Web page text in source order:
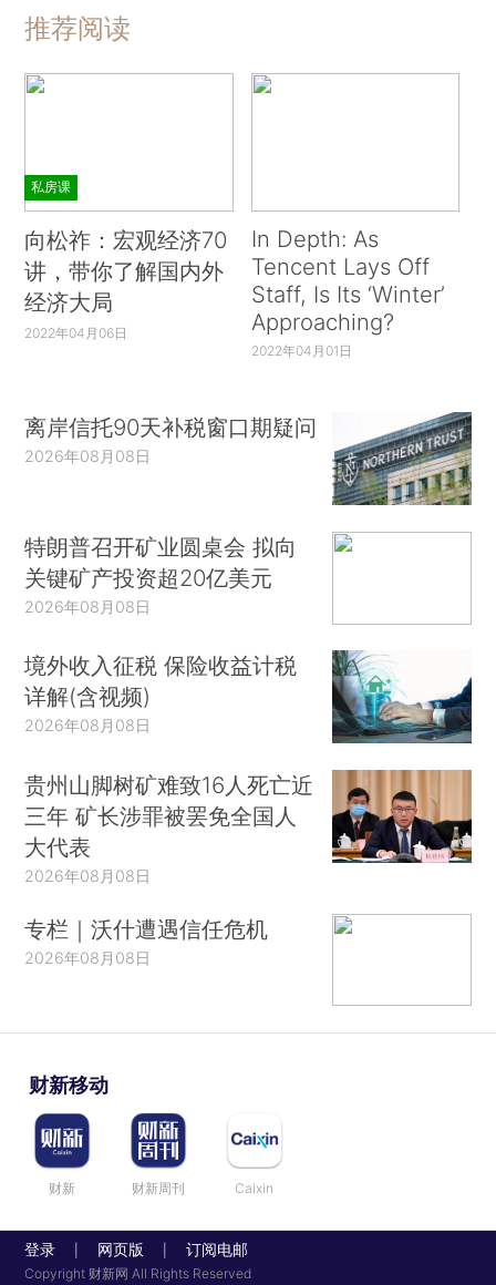
推荐阅读
私房课
向松祚：宏观经济70
讲，带你了解国内外
经济大局
2022年04月06日
In Depth: As
Tencent Lays Off
Staff, Is Its ‘Winter’
Approaching?
2022年04月01日
离岸信托90天补税窗口期疑问
2026年08月08日
特朗普召开矿业圆桌会 拟向
关键矿产投资超20亿美元
2026年08月08日
境外收入征税 保险收益计税
详解(含视频)
2026年08月08日
贵州山脚树矿难致16人死亡近
三年 矿长涉罪被罢免全国人
大代表
2026年08月08日
专栏｜沃什遭遇信任危机
2026年08月08日
财新移动
财新 财新周刊 Caixin
登录 网页版 订阅电邮
Copyright 财新网 All Rights Reserved